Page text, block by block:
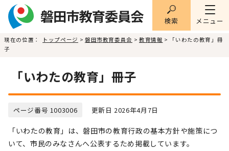
メニュー
検索
現在の位置： トップページ > 磐田市教育委員会 > 教育情報 > 「いわたの教育」冊
子
「いわたの教育」冊子
ページ番号 1003006 更新日 2026年4月7日
「いわたの教育」は、磐田市の教育行政の基本方針や施策につ
いて、市民のみなさんへ公表するため掲載しています。